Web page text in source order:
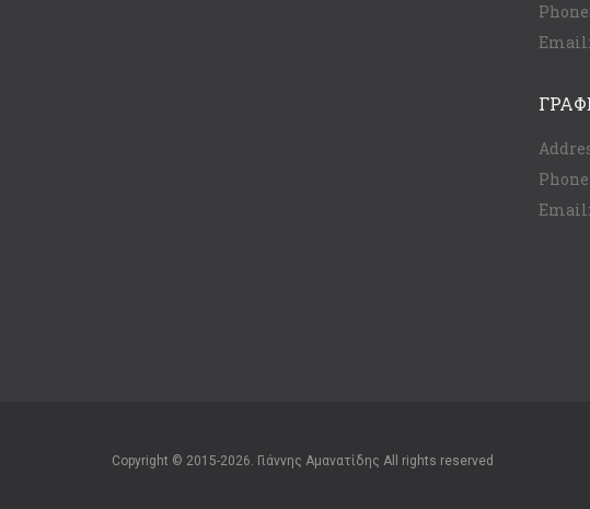
Phone:
Email:
Phone:
Email:
Copyright © 2015-2026. Γιάννης Αμανατίδης All rights reserved